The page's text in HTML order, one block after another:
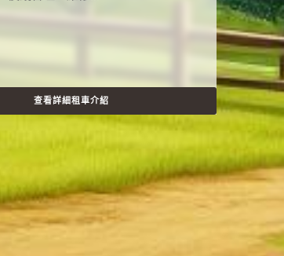
查看詳細租車介紹